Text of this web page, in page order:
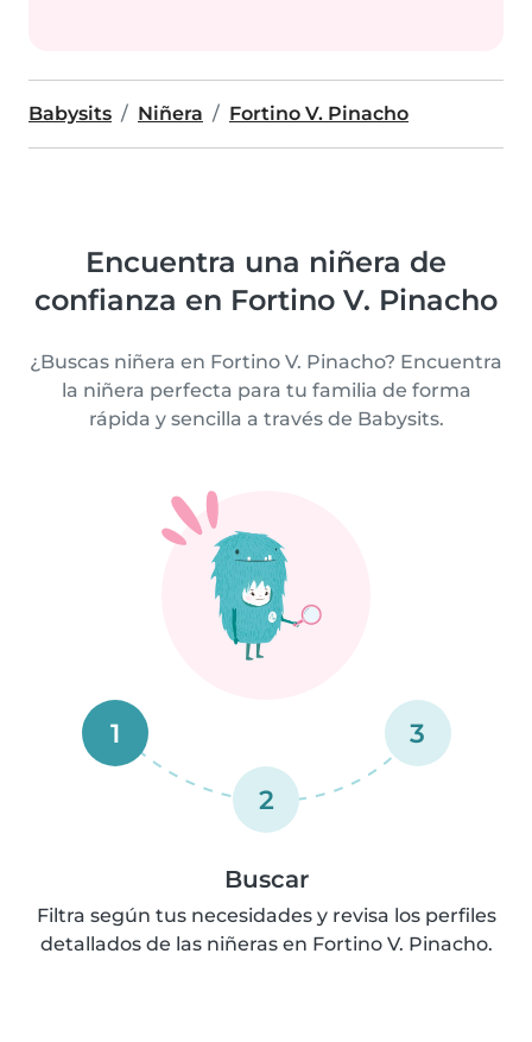
Babysits Niñera Fortino V. Pinacho
Encuentra una niñera de
confianza en Fortino V. Pinacho
¿Buscas niñera en Fortino V. Pinacho? Encuentra
la niñera perfecta para tu familia de forma
rápida y sencilla a través de Babysits.
1
2
3
Buscar
Filtra según tus necesidades y revisa los perfiles
detallados de las niñeras en Fortino V. Pinacho.